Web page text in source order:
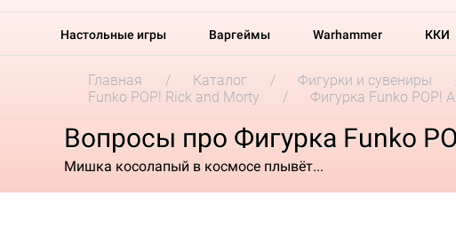
Настольные игры Варгеймы Warhammer ККИ
Главная Каталог Фигурки и сувениры
Funko POP! Rick and Morty
Фигурка Funko POP!
Вопросы про Фигурка Funko
Мишка косолапый в космосе плывёт...